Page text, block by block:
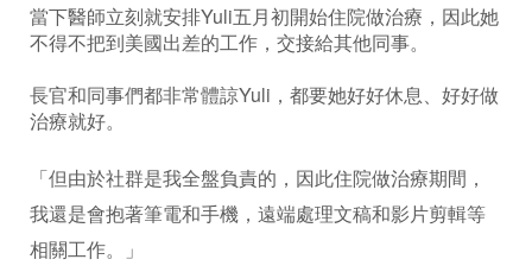
當下醫師立刻就安排Yuli五月初開始住院做治療，因此她
不得不把到美國出差的工作，交接給其他同事。
長官和同事們都非常體諒Yuli，都要她好好休息、好好做
治療就好。
「但由於社群是我全盤負責的，因此住院做治療期間，
我還是會抱著筆電和手機，遠端處理文稿和影片剪輯等
相關工作。」